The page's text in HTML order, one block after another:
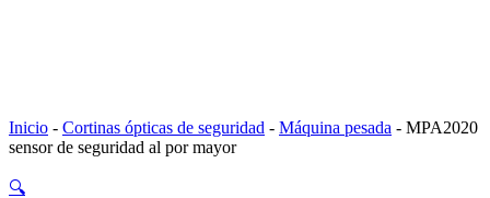
Inicio - Cortinas ópticas de seguridad - Máquina pesada - MPA2020
sensor de seguridad al por mayor
🔍